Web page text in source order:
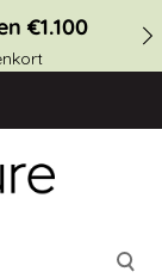
€1.100